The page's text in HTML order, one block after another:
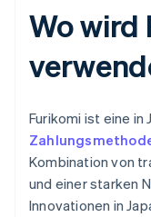
Wo wird
Furikomi ist eine
Kombination von
und einer starken
Innovationen in